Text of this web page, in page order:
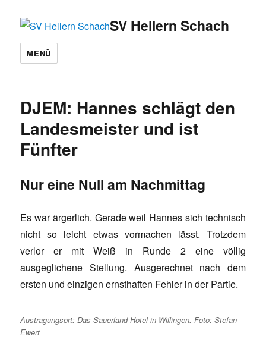
SV Hellern Schach
MENÜ
DJEM: Hannes schlägt den
Landesmeister und ist
Fünfter
Nur eine Null am Nachmittag
Es war ärgerlich. Gerade weil Hannes sich technisch
nicht so leicht etwas vormachen lässt. Trotzdem
verlor er mit Weiß in Runde 2 eine völlig
ausgeglichene Stellung. Ausgerechnet nach dem
ersten und einzigen ernsthaften Fehler in der Partie.
Austragungsort: Das Sauerland-Hotel in Willingen. Foto: Stefan
Ewert